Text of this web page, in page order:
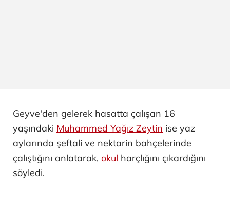
Geyve'den gelerek hasatta çalışan 16
yaşındaki Muhammed Yağız Zeytin ise yaz
aylarında şeftali ve nektarin bahçelerinde
çalıştığını anlatarak, okul harçlığını çıkardığını
söyledi.